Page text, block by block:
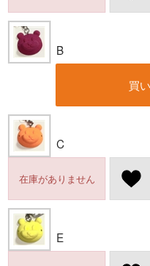
B
買
C
在庫がありません
E